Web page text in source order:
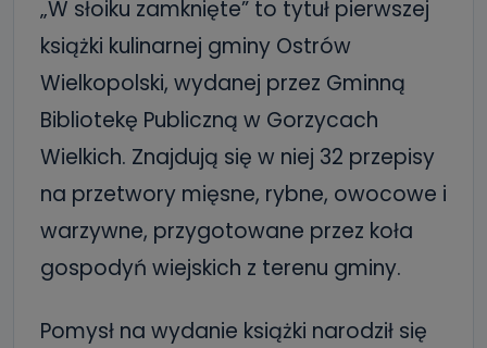
„W słoiku zamknięte” to tytuł pierwszej
książki kulinarnej gminy Ostrów
Wielkopolski, wydanej przez Gminną
Bibliotekę Publiczną w Gorzycach
Wielkich. Znajdują się w niej 32 przepisy
na przetwory mięsne, rybne, owocowe i
warzywne, przygotowane przez koła
gospodyń wiejskich z terenu gminy.
Pomysł na wydanie książki narodził się